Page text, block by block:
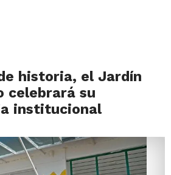
historia, el Jardín
celebrará su
institucional